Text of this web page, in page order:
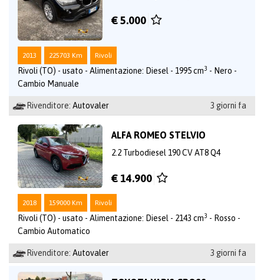
€ 5.000
2013 225703 Km Rivoli
Rivoli (TO) - usato - Alimentazione: Diesel - 1995 cm3 - Nero -
Cambio Manuale
Rivenditore: Autovaler 3 giorni fa
ALFA ROMEO STELVIO
2.2 Turbodiesel 190 CV AT8 Q4
€ 14.900
2018 159000 Km Rivoli
Rivoli (TO) - usato - Alimentazione: Diesel - 2143 cm3 - Rosso -
Cambio Automatico
Rivenditore: Autovaler 3 giorni fa